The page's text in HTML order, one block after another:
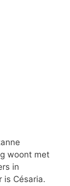
woont met
in
is Césaria.